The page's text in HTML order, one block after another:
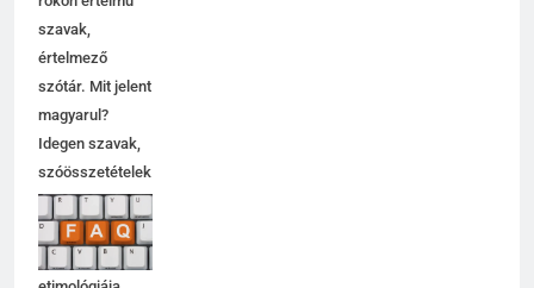
szavak,
értelmező
szótár. Mit jelent
magyarul?
Idegen szavak,
szóösszetételek
jelentése,
magyarázata,
használata,